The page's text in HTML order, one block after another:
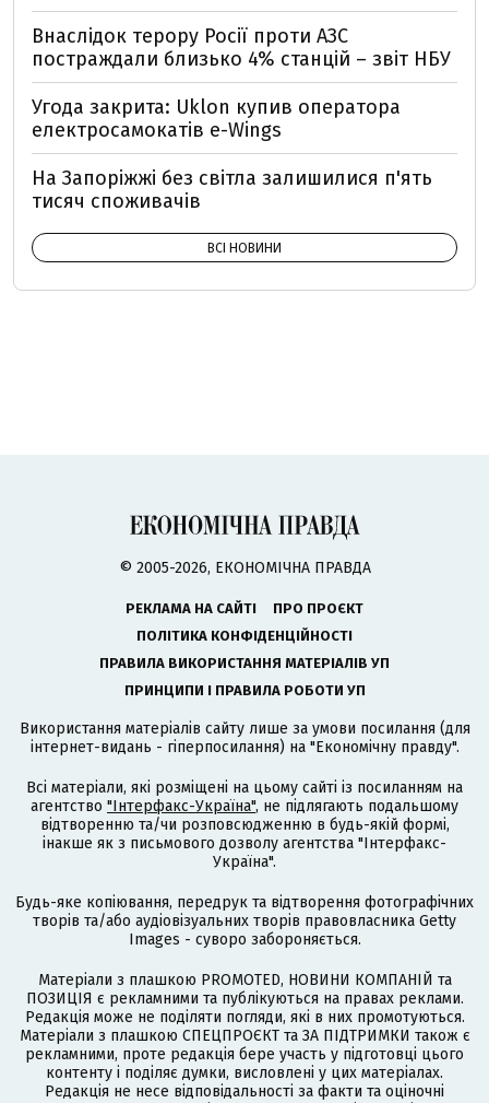
Внаслідок терору Росії проти АЗС
постраждали близько 4% станцій – звіт НБУ
Угода закрита: Uklon купив оператора
електросамокатів e-Wings
На Запоріжжі без світла залишилися п'ять
тисяч споживачів
ВСІ НОВИНИ
© 2005-2026, ЕКОНОМІЧНА ПРАВДА
РЕКЛАМА НА САЙТІ
ПРО ПРОЄКТ
ПОЛІТИКА КОНФІДЕНЦІЙНОСТІ
ПРАВИЛА ВИКОРИСТАННЯ МАТЕРІАЛІВ УП
ПРИНЦИПИ І ПРАВИЛА РОБОТИ УП
Використання матеріалів сайту лише за умови посилання (для
інтернет-видань - гіперпосилання) на "Економічну правду".
Всі матеріали, які розміщені на цьому сайті із посиланням на
агентство "Інтерфакс-Україна", не підлягають подальшому
відтворенню та/чи розповсюдженню в будь-якій формі,
інакше як з письмового дозволу агентства "Інтерфакс-
Україна".
Будь-яке копіювання, передрук та відтворення фотографічних
творів та/або аудіовізуальних творів правовласника Getty
Images - суворо забороняється.
Матеріали з плашкою PROMOTED, НОВИНИ КОМПАНІЙ та
ПОЗИЦІЯ є рекламними та публікуються на правах реклами.
Редакція може не поділяти погляди, які в них промотуються.
Матеріали з плашкою СПЕЦПРОЄКТ та ЗА ПІДТРИМКИ також є
рекламними, проте редакція бере участь у підготовці цього
контенту і поділяє думки, висловлені у цих матеріалах.
Редакція не несе відповідальності за факти та оціночні